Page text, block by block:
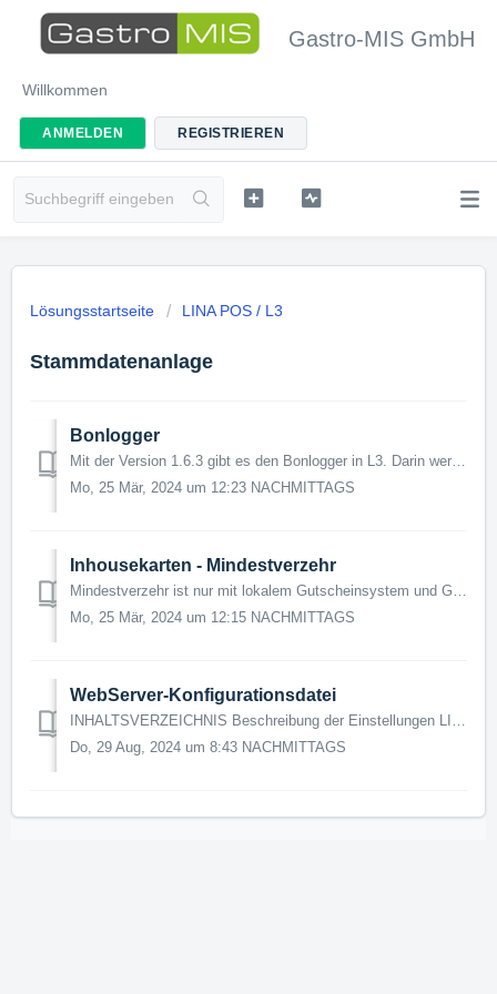
Gastro-MIS GmbH
Willkommen
ANMELDEN REGISTRIEREN
Lösungsstartseite LINA POS / L3
Stammdatenanlage
Bonlogger
Mit der Version 1.6.3 gibt es den Bonlogger in L3. Darin werden pro Druckernummer und Datum ein eigenes Verzeichnis im WebServer sowie ein Textdokument ange...
Mo, 25 Mär, 2024 um 12:23 NACHMITTAGS
Inhousekarten - Mindestverzehr
Mindestverzehr ist nur mit lokalem Gutscheinsystem und GastroToken möglich. Anwendung Um den Mindestverzehr auf einen Tisch zu aktivieren, muss zuerst...
Mo, 25 Mär, 2024 um 12:15 NACHMITTAGS
WebServer-Konfigurationsdatei
INHALTSVERZEICHNIS Beschreibung der Einstellungen LINA = Master Kasse = Master In der AmadeusIII-Konfigurationsdatei "AmadeusIII.config" ...
Do, 29 Aug, 2024 um 8:43 NACHMITTAGS